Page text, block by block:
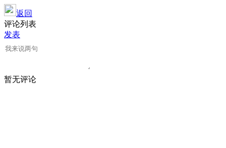
返回
评论列表
发表
暂无评论